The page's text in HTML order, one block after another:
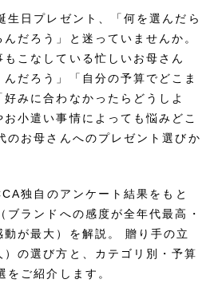
生日プレゼント、「何を選んだら
だろう」と迷っていませんか。
もこなしている忙しいお母さん
だろう」「自分の予算でどこま
みに合わなかったらどうしよ
小遣い事情によっても悩みどこ
のお母さんへのプレゼント選びか
独自のアンケート結果をもと
ブランドへの感度が全年代最高・
が最大）を解説。 贈り手の立
の選び方と、カテゴリ別・予算
ご紹介します。